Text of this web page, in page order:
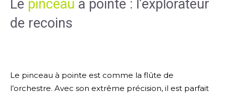
Le pinceau à pointe : l’explorateur
de recoins
Le pinceau à pointe est comme la flûte de
l’orchestre. Avec son extrême précision, il est parfait